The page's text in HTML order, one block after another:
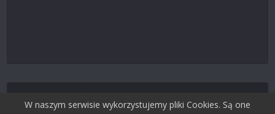
Śledź nas na Twitterze
W naszym serwisie wykorzystujemy pliki Cookies. Są one